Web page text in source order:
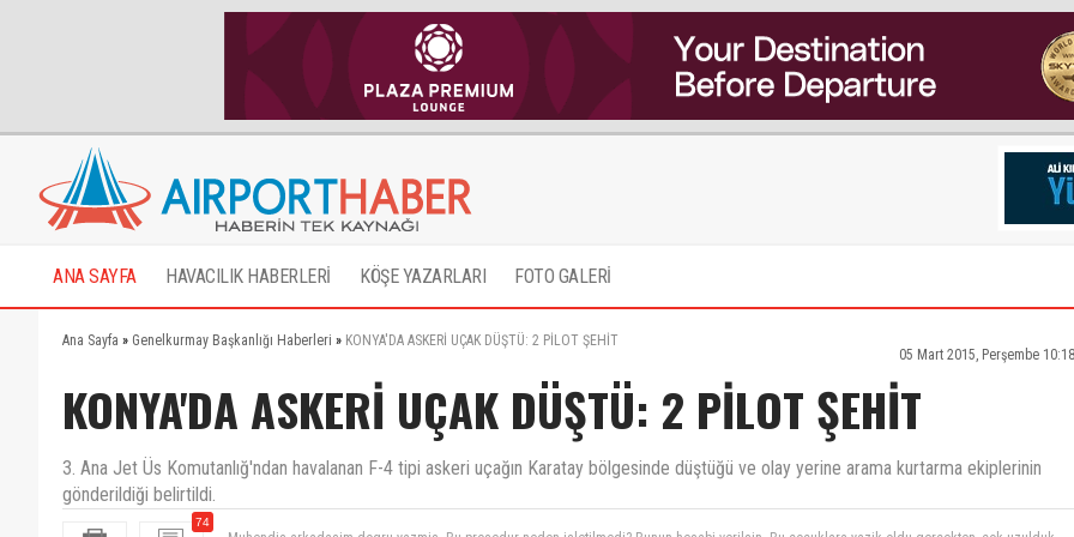
ANA SAYFA HAVACILIK HABERLERİ KÖŞE YAZARLARI FOTO GALERİ
Ana Sayfa » Genelkurmay Başkanlığı Haberleri » KONYA'DA ASKERİ UÇAK DÜŞTÜ: 2 PİLOT ŞEHİT
05 Mart 2015, Perşembe
KONYA'DA ASKERİ UÇAK DÜŞTÜ: 2 PİLOT ŞEHİT
3. Ana Jet Üs Komutanlığ'ndan havalanan F-4 tipi askeri uçağın Karatay bölgesinde düştüğü ve olay yerine arama kurtarma ekiplerinin
gönderildiği belirtildi.
74